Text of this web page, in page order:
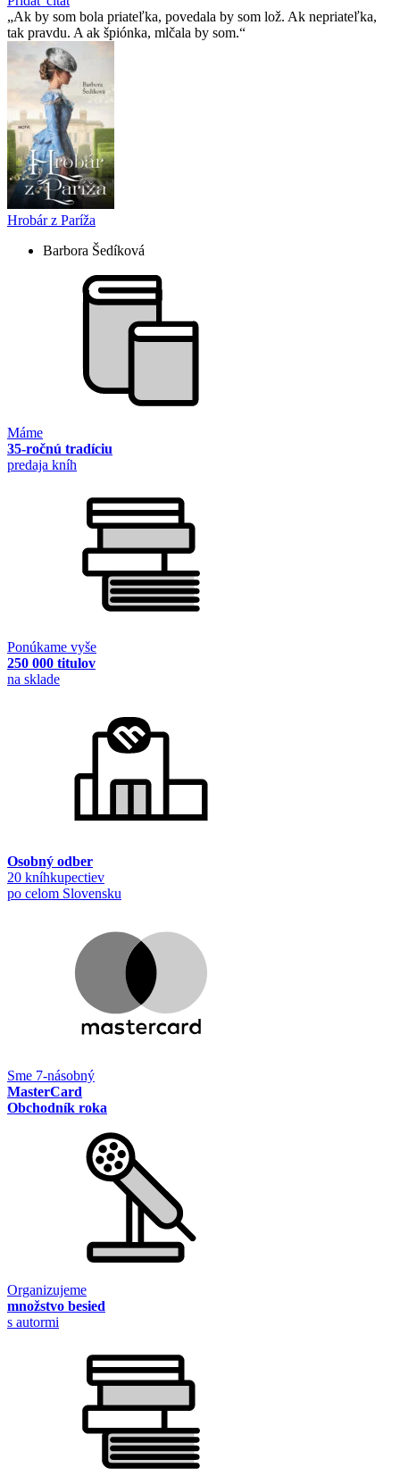
Ak by som bola priateľka, povedala by som lož. Ak nepriateľka,
tak pravdu. A ak špiónka, mlčala by som.
Hrobár z Paríža
Barbora Šedíková
Máme
35-ročnú tradíciu
predaja kníh
Ponúkame vyše
250 000 titulov
na sklade
Osobný odber
20 kníhkupectiev
po celom Slovensku
Sme 7-násobný
MasterCard
Obchodník roka
Organizujeme
množstvo besied
s autormi